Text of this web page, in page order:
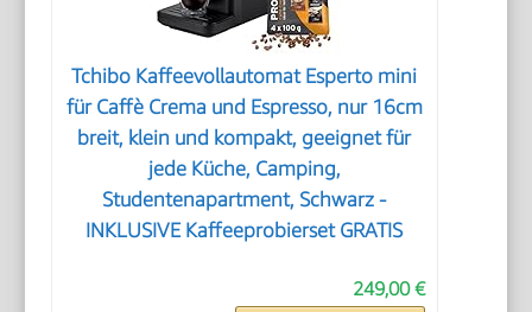
Tchibo Kaffeevollautomat Esperto mini
für Caffè Crema und Espresso, nur 16cm
breit, klein und kompakt, geeignet für
jede Küche, Camping,
Studentenapartment, Schwarz -
INKLUSIVE Kaffeeprobierset GRATIS
249,00 €